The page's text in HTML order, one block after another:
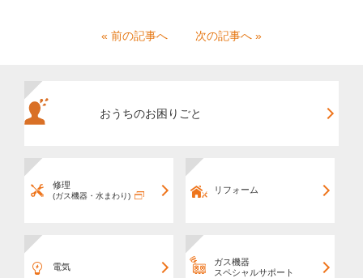
« 前の記事へ 次の記事へ »
おうちのお困りごと
修理
(ガス機器・水まわり)
リフォーム
電気
ガス機器
スペシャルサポート